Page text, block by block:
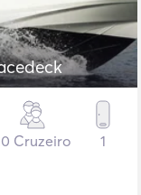
Cruzeiro 1